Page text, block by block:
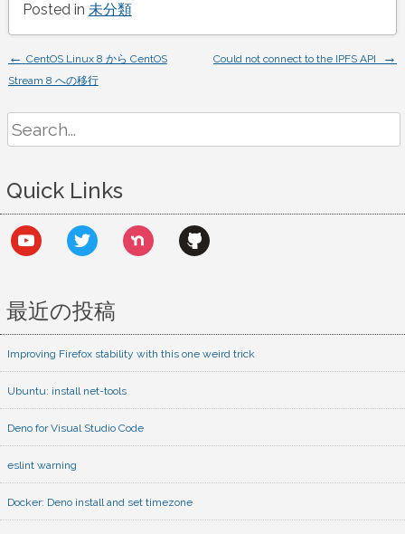
ァ
イ
ル
を
Posted in 未分類
Post
navigation
← CentOS Linux 8 から CentOS
Stream 8 への移行
Could not connect to the IPFS API →
Search
for:
Quick Links
youtube twitter nextdoorgithub
最近の投稿
Improving Firefox stability with this one weird trick
Ubuntu: install net-tools
Deno for Visual Studio Code
eslint warning
Docker: Deno install and set timezone